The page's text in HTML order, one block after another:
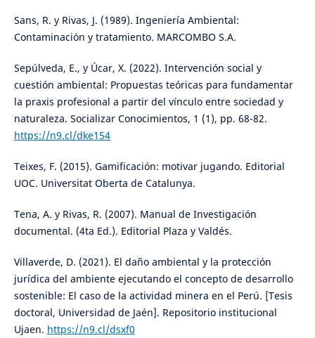
Sans, R. y Rivas, J. (1989). Ingeniería Ambiental:
Contaminación y tratamiento. MARCOMBO S.A.
Sepúlveda, E., y Úcar, X. (2022). Intervención social y
cuestión ambiental: Propuestas teóricas para fundamentar
la praxis profesional a partir del vínculo entre sociedad y
naturaleza. Socializar Conocimientos, 1 (1), pp. 68-82.
https://n9.cl/dke154
Teixes, F. (2015). Gamificación: motivar jugando. Editorial
UOC. Universitat Oberta de Catalunya.
Tena, A. y Rivas, R. (2007). Manual de Investigación
documental. (4ta Ed.). Editorial Plaza y Valdés.
Villaverde, D. (2021). El daño ambiental y la protección
jurídica del ambiente ejecutando el concepto de desarrollo
sostenible: El caso de la actividad minera en el Perú. [Tesis
doctoral, Universidad de Jaén]. Repositorio institucional
Ujaen. https://n9.cl/dsxf0